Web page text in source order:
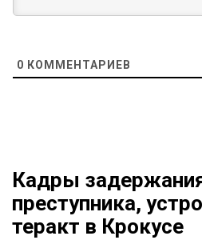
0 КОММЕНТАРИЕВ
Кадры
преступника,
теракт в Крокусе